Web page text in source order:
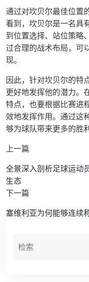
通过对坎贝尔最佳位置
看到，坎贝尔是一名具
到位置选择、站位策略
过合理的战术布局，可
现。
因此，针对坎贝尔的特
更好地发挥他的潜力。
特点，也要根据比赛进
效地发挥作用。通过这
够为球队带来更多的胜利
上一篇
全景深入剖析足球运动
生态
下一篇
塞维利亚为何能够连续